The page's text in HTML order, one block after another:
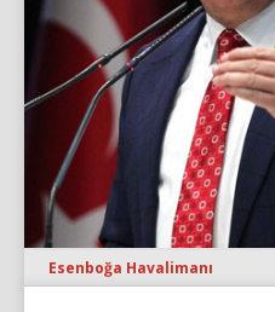
Esenboğa Havalimanı